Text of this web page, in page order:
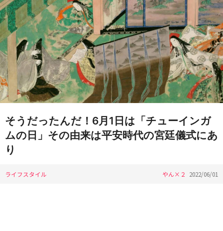
そうだったんだ！6月1日は「チューインガ
ムの日」その由来は平安時代の宮廷儀式にあ
り
ライフスタイル やん×２ 2022/06/01